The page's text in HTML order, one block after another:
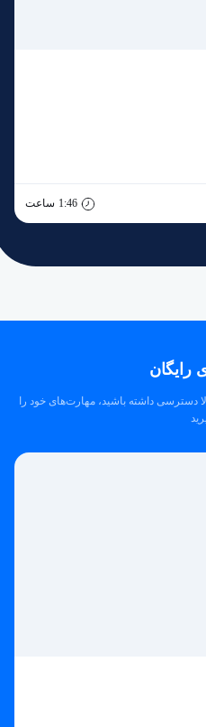
1:46 ساعت
رایگان
دسترسی داشته باشید، مهارت‌های خود را